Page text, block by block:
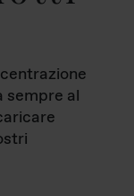
sempre al